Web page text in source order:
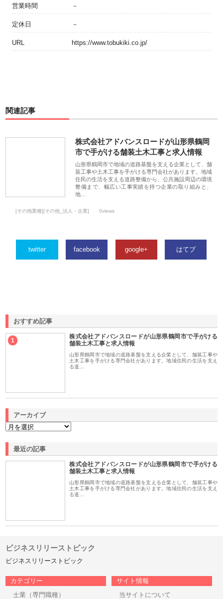
営業時間 －
定休日 －
URL https://www.tobukiki.co.jp/
関連記事
株式会社アドバンスロードが山形県鶴岡
市で手がける舗装土木工事と求人情報
山形県鶴岡市で地域の道路基盤を支える企業として、舗
装工事や土木工事を手がける専門会社があります。地域
住民の生活を支える道路整備から、公共施設周辺の環境
整備まで、幅広い工事実績を持つ企業の取り組みと、
地…
[その他業種][その他_法人・企業] 0views
twitter facebook google+ はてブ
おすすめ記事
1
株式会社アドバンスロードが山形県鶴岡市で手がける
舗装土木工事と求人情報
山形県鶴岡市で地域の道路基盤を支える企業として、舗装工事や
土木工事を手がける専門会社があります。地域住民の生活を支え
る道…
アーカイブ
最近の記事
株式会社アドバンスロードが山形県鶴岡市で手がける
舗装土木工事と求人情報
山形県鶴岡市で地域の道路基盤を支える企業として、舗装工事や
土木工事を手がける専門会社があります。地域住民の生活を支え
る道…
ビジネスリリーストピック
ビジネスリリーストピック
カテゴリー
士業（専門職種）
サイト情報
当サイトについて